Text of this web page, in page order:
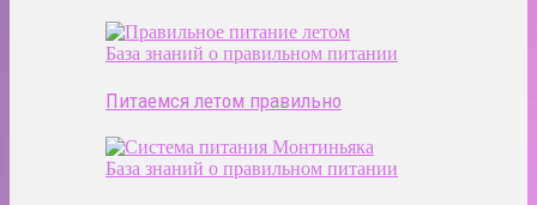
База знаний о правильном питании
Питаемся летом правильно
База знаний о правильном питании